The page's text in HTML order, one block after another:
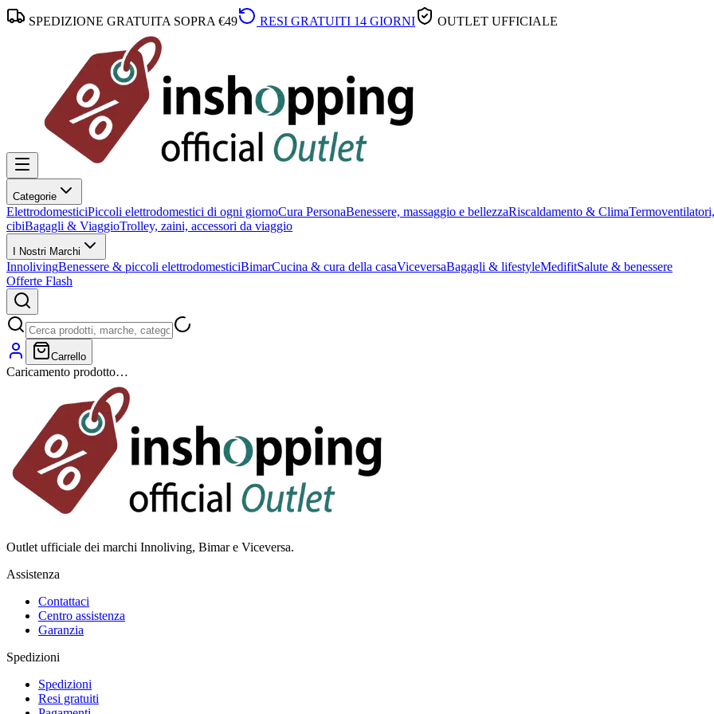
SPEDIZIONE GRATUITA SOPRA €49 RESI GRATUITI 14 GIORNI OUTLET UFFICIALE
Categorie
ElettrodomesticiPiccoli elettrodomestici di ogni giornoCura PersonaBenessere, massaggio e bellezzaRiscaldamento & Clima
cibiBagagli & ViaggioTrolley, zaini, accessori da viaggio
I Nostri Marchi
InnolivingBenessere & piccoli elettrodomesticiBimarCucina & cura della casaViceversaBagagli & lifestyleMedifitSalute & benessere
Offerte Flash
Carrello
Caricamento prodotto…
Outlet ufficiale dei marchi Innoliving, Bimar e Viceversa.
Assistenza
Contattaci
Centro assistenza
Garanzia
Spedizioni
Spedizioni
Resi gratuiti